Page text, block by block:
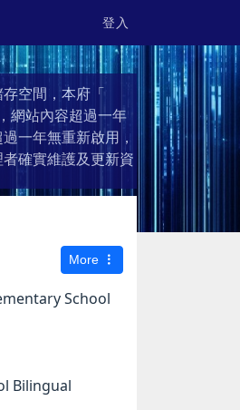
登入
空間，本府「
網站內容超過一年
一年無重新啟用，
確實維護及更新資
More
School
Bilingual